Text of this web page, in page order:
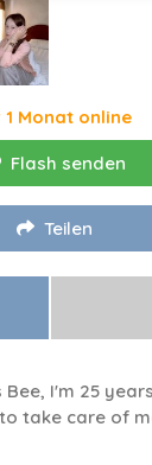
1 Monat online
Flash senden
Teilen
Bee, I'm 25
take care of